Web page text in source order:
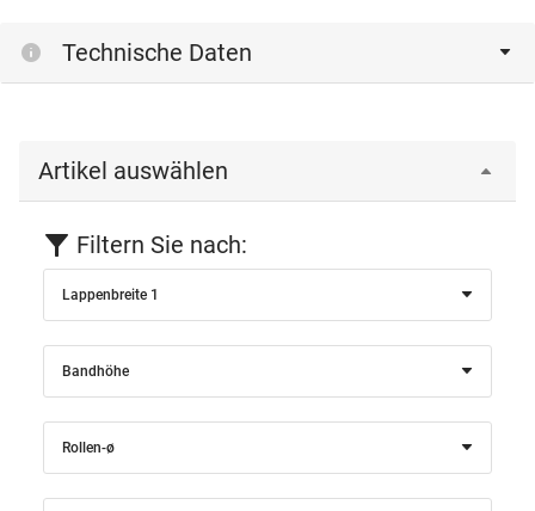
Technische Daten
Artikel auswählen
Filtern Sie nach:
Lappenbreite 1
Bandhöhe
Rollen-ø